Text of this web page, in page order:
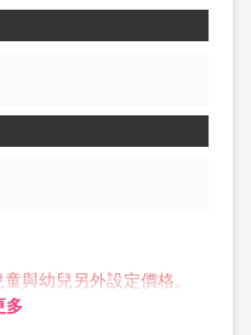
與幼兒另外設定價格。
。
多